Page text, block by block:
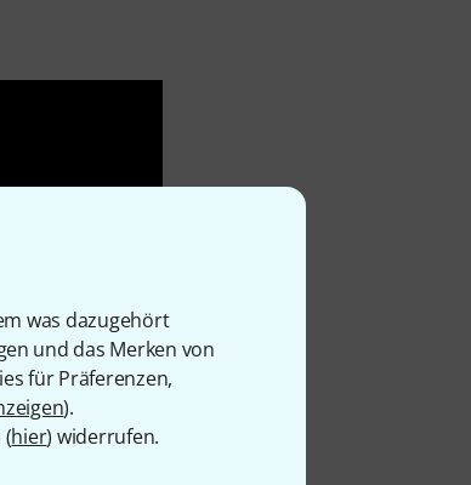
was dazugehört
und das Merken von
für Präferenzen,
).
(hier) widerrufen.